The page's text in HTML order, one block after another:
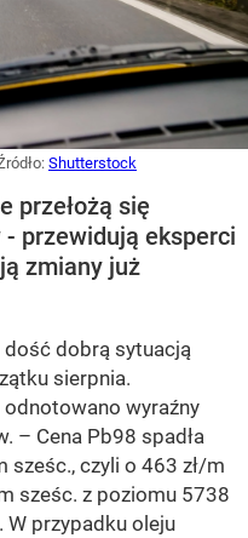
Shutterstock
przełożą się
przewidują eksperci
zmiany już
dobrą sytuacją
sierpnia.
wyraźny
– Cena Pb98 spadła
sześc., czyli o 463 zł/m
sześc. z poziomu 5738
W przypadku oleju